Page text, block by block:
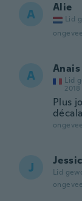
A Alie
Lid
A Anais
Lid
2018
Plus
J Lid